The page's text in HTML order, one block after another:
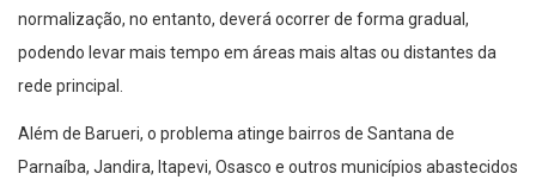
normalização, no entanto, deverá ocorrer de forma gradual,
podendo levar mais tempo em áreas mais altas ou distantes da
rede principal.
Além de Barueri, o problema atinge bairros de Santana de
Parnaíba, Jandira, Itapevi, Osasco e outros municípios abastecidos